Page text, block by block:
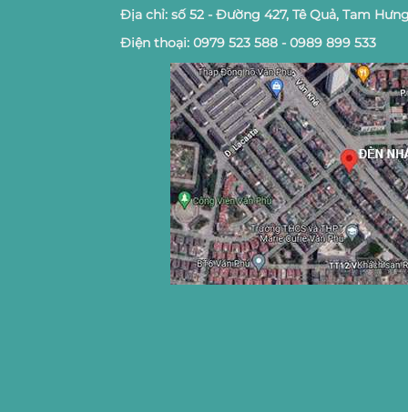
Địa chỉ: số 52 - Đường 427, Tê Quả, Tam
Điện thoại: 0979 523 588 - 0989 899 533